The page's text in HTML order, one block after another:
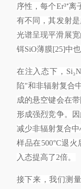
序性，每个Er³⁺
有不同，其发射
光谱呈现平滑展
铒SiO薄膜[25]中
在注入态下，
陷"和非辐射复合
成的悬空键会在
形成强烈竞争。
减少非辐射复合
样品在500°C退
入态提高了2倍。
接下来，我们测